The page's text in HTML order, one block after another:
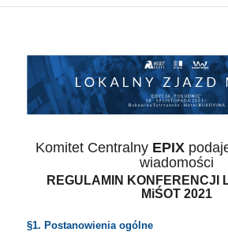
Komitet Centralny EPIX
wiadomości
REGULAMIN KONFERENCJI
MiŚOT 2021
§1. Postanowienia ogólne